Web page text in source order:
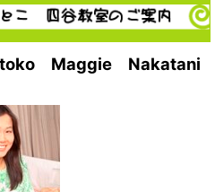
Maggie Nakatani